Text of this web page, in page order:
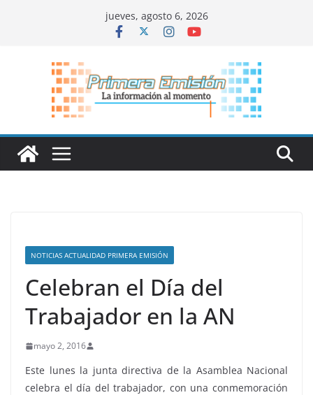
jueves, agosto 6, 2026
NOTICIAS ACTUALIDAD PRIMERA EMISIÓN
Celebran el Día del
Trabajador en la AN
mayo 2, 2016
Este lunes la junta directiva de la Asamblea Nacional
celebra el día del trabajador, con una conmemoración